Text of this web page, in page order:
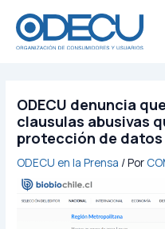
contenido
ODECU denuncia
clausulas abusivas
protección de datos
ODECU en la Prensa / Por